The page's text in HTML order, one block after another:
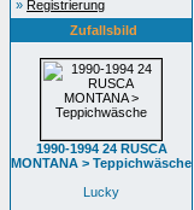
» Registrierung
Zufallsbild
1990-1994 24 RUSCA
MONTANA > Teppichwäsche
Lucky